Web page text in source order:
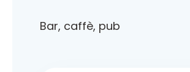
Bar, caffè, pub